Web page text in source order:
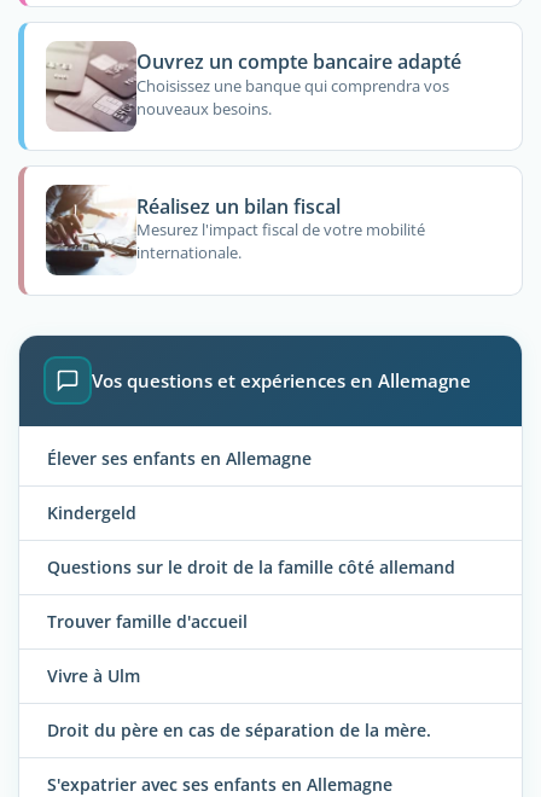
Ouvrez un compte bancaire adapté
Choisissez une banque qui comprendra vos
nouveaux besoins.
Réalisez un bilan fiscal
Mesurez l'impact fiscal de votre mobilité
internationale.
Vos questions et expériences en Allemagne
Élever ses enfants en Allemagne
Kindergeld
Questions sur le droit de la famille côté allemand
Trouver famille d'accueil
Vivre à Ulm
Droit du père en cas de séparation de la mère.
S'expatrier avec ses enfants en Allemagne